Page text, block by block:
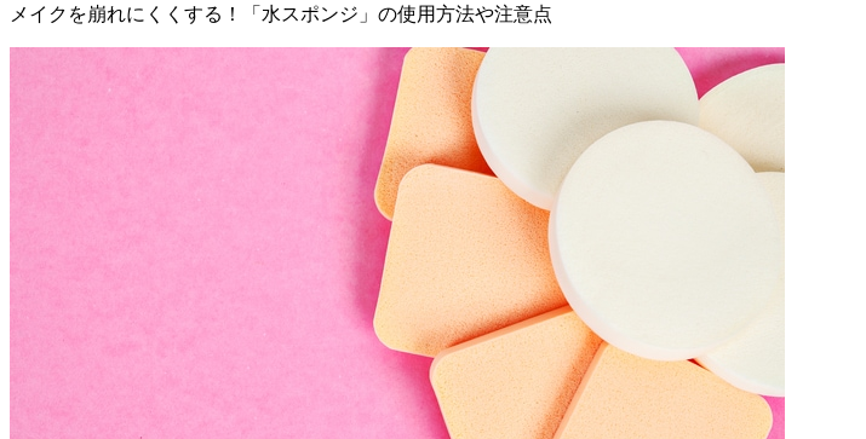
メイクを崩れにくくする！「水スポンジ」の使用方法や注意点